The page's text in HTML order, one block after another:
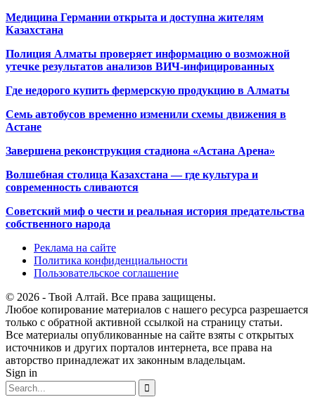
Медицина Германии открыта и доступна жителям
Казахстана
Полиция Алматы проверяет информацию о возможной
утечке результатов анализов ВИЧ-инфицированных
Где недорого купить фермерскую продукцию в Алматы
Семь автобусов временно изменили схемы движения в
Астане
Завершена реконструкция стадиона «Астана Арена»
Волшебная столица Казахстана — где культура и
современность сливаются
Советский миф о чести и реальная история предательства
собственного народа
Реклама на сайте
Политика конфиденциальности
Пользовательское соглашение
© 2026 - Твой Алтай. Все права защищены.
Любое копирование материалов с нашего ресурса разрешается
только с обратной активной ссылкой на страницу статьи.
Все материалы опубликованные на сайте взяты с открытых
источников и других порталов интернета, все права на
авторство принадлежат их законным владельцам.
Sign in